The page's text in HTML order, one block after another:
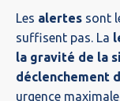
Les alertes sont
suffisent pas. La
la gravité de la
déclenchement
urgence